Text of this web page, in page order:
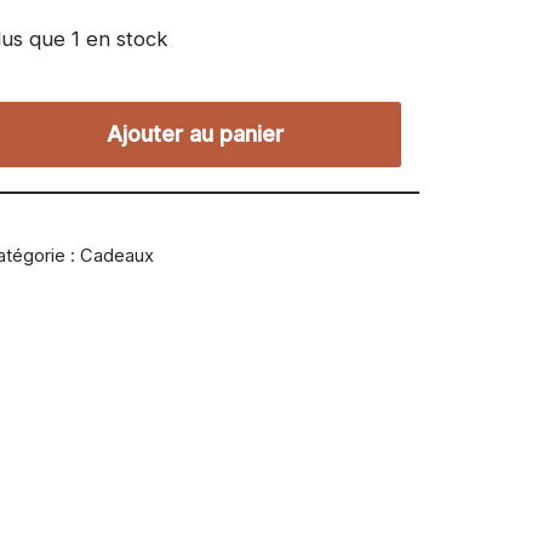
que 1 en stock
Ajouter au panier
: Cadeaux